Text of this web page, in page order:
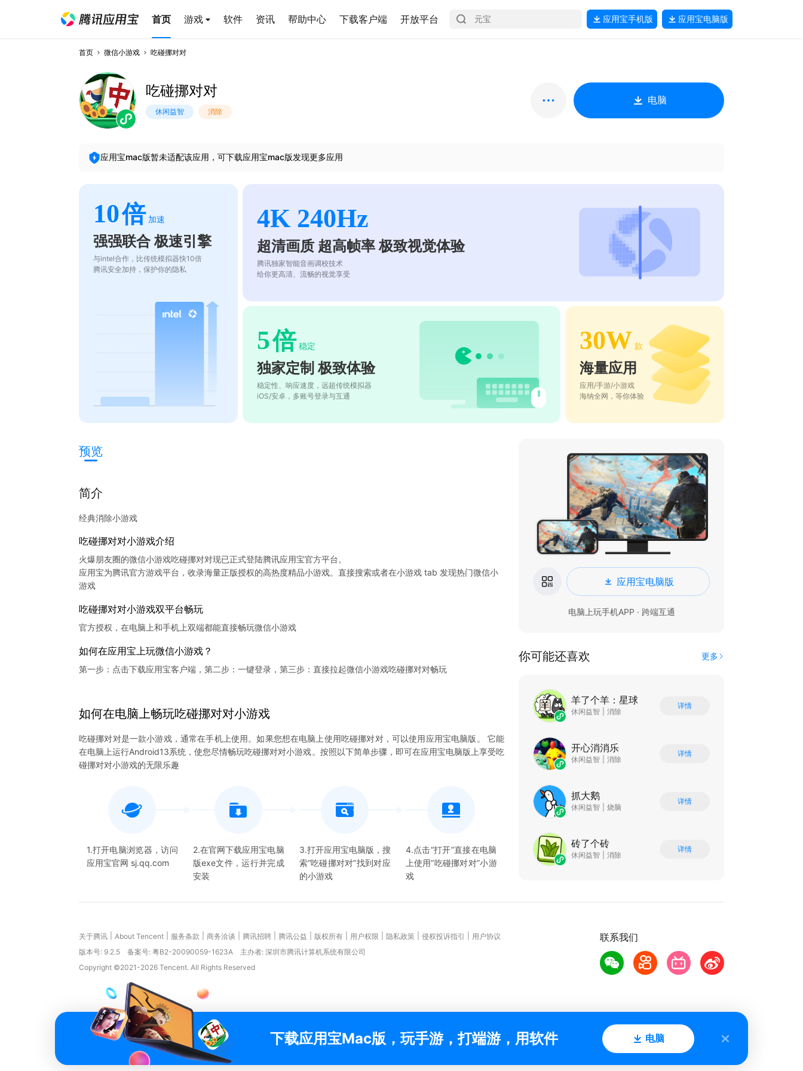
首页 游戏 软件 资讯 帮助中心 下载客户端 开放平台 应用宝手机版 应用宝电脑版
首页 微信小游戏 吃碰挪对对
吃碰挪对对
休闲益智 消除
电脑
应用宝mac版暂未适配该应用，可下载应用宝mac版发现更多应用
10倍 加速
强强联合 极速引擎
与intel合作，比传统模拟器快10倍
腾讯安全加持，保护你的隐私
4K 240Hz
超清画质 超高帧率 极致视觉体验
腾讯独家智能音画调校技术
给你更高清、流畅的视觉享受
5倍 稳定
独家定制 极致体验
稳定性、响应速度，远超传统模拟器
iOS/安卓，多账号登录与互通
30W 款
海量应用
应用/手游/小游戏
海纳全网，等你体验
预览
简介
经典消除小游戏
吃碰挪对对小游戏介绍
火爆朋友圈的微信小游戏吃碰挪对对现已正式登陆腾讯应用宝官方平台。
应用宝为腾讯官方游戏平台，收录海量正版授权的高热度精品小游戏。直接搜索或者在小游戏 tab 发现热门微信小
吃碰挪对对小游戏双平台畅玩
官方授权，在电脑上和手机上双端都能直接畅玩微信小游戏
如何在应用宝上玩微信小游戏？
第一步：点击下载应用宝客户端，第二步：一键登录，第三步：直接拉起微信小游戏吃碰挪对对畅玩
如何在电脑上畅玩吃碰挪对对小游戏
吃碰挪对对是一款小游戏，通常在手机上使用。如果您想在电脑上使用吃碰挪对对，可以使用应用宝电脑版。 它能
在电脑上运行Android13系统，使您尽情畅玩吃碰挪对对小游戏。按照以下简单步骤，即可在应用宝电脑版上享受吃
碰挪对对小游戏的无限乐趣
1.打开电脑浏览器，访问
应用宝官网 sj.qq.com
2.在官网下载应用宝电脑
版exe文件，运行并完成
安装
3.打开应用宝电脑版，搜
索“吃碰挪对对”找到对应
的小游戏
4.点击“打开”直接在电脑
上使用“吃碰挪对对”小游
戏
应用宝电脑版
电脑上玩手机APP · 跨端互通
你可能还喜欢 更多
羊了个羊：星球
休闲益智 消除
详情
开心消消乐
休闲益智 消除
详情
抓大鹅
休闲益智 烧脑
详情
砖了个砖
休闲益智 消除
详情
联系我们
关于腾讯 About Tencent 服务条款 商务洽谈 腾讯招聘 腾讯公益 版权所有 用户权限 隐私政策 侵权投诉指引
用户协议
版本号: 9.2.5 备案号: 粤B2-20090059-1623A
主办者: 深圳市腾讯计算机系统有限公司
Copyright ©2021-2026 Tencent. All Rights Reserved
下载应用宝Mac版，玩手游，打端游，用软件 电脑